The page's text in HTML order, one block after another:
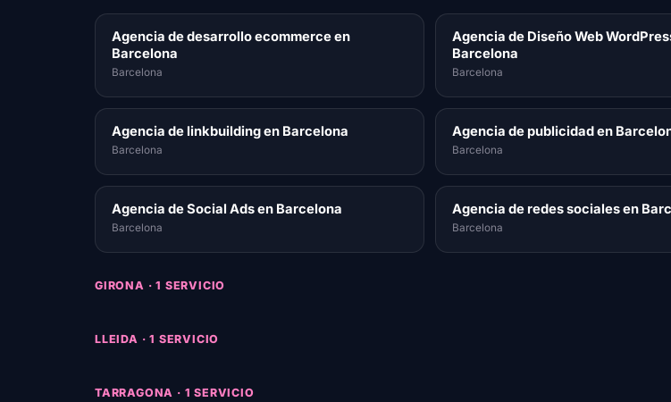
Agencia de desarrollo ecommerce en
Barcelona
Barcelona
Agencia de Diseño Web
Barcelona
Barcelona
Agencia de linkbuilding en Barcelona
Barcelona
Agencia de publicidad en
Barcelona
Agencia de Social Ads en Barcelona
Barcelona
Agencia de redes sociales en
Barcelona
GIRONA · 1 SERVICIO
LLEIDA · 1 SERVICIO
TARRAGONA · 1 SERVICIO